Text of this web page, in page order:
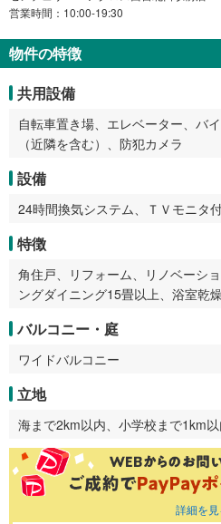
営業時間：10:00-19:30
物件の特徴
共用設備
自転車置き場、エレベーター、バ
（近隣を含む）、防犯カメラ
設備
24時間換気システム、ＴＶモニタ
特徴
角住戸、リフォーム、リノベーシ
ングダイニング15畳以上、浴室乾
バルコニー・庭
ワイドバルコニー
立地
海まで2km以内、小学校まで1km
詳細を見